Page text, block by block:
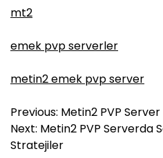
mt2
emek pvp serverler
metin2 emek pvp server
Y
a
z
Previous: Metin2 PVP
Next: Metin2 PVP Serverda
Stratejiler